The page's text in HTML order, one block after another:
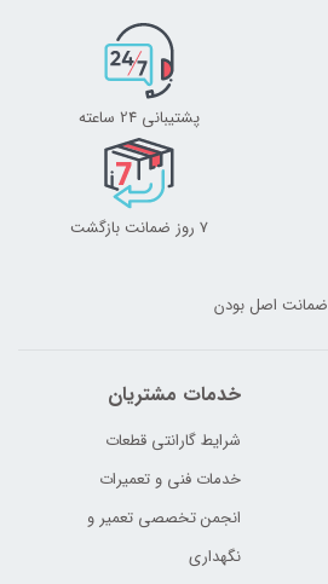
پشتیبانی 24 ساعته
7 روز ضمانت بازگشت
ضمانت اصل بودن
خدمات مشتریان
شرایط گارانتی قطعات
خدمات فنی و تعمیرات
انجمن تخصصی تعمیر و
نگهداری